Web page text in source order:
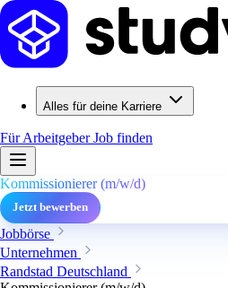
Alles für deine Karriere
Für ArbeitgeberJob finden
Kommissionierer (m/w/d)
Jetzt bewerben
Jobbörse
Unternehmen
Randstad Deutschland